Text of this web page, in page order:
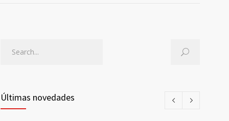
Últimas novedades